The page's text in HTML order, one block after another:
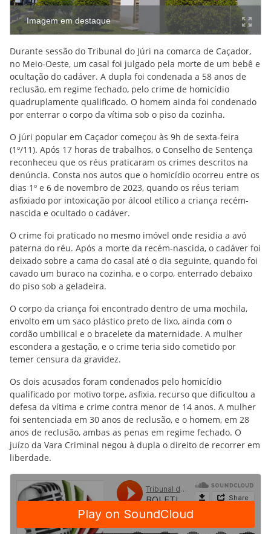
Imagem em destaque
Durante sessão do Tribunal do Júri na comarca de Caçador,
no Meio-Oeste, um casal foi julgado pela morte de um bebê e
ocultação do cadáver. A dupla foi condenada a 58 anos de
reclusão, em regime fechado, pelo crime de homicídio
quadruplamente qualificado. O homem ainda foi condenado
por enterrar o corpo da vítima sob o piso da cozinha.
O júri popular em Caçador começou às 9h de sexta-feira
(1º/11). Após 17 horas de trabalhos, o Conselho de Sentença
reconheceu que os réus praticaram os crimes descritos na
denúncia. Consta nos autos que o homicídio ocorreu entre os
dias 1º e 6 de novembro de 2023, quando os réus teriam
asfixiado por intoxicação por álcool etílico a criança recém-
nascida e ocultado o cadáver.
O crime foi praticado no mesmo imóvel onde residia a avó
paterna do réu. Após a morte da recém-nascida, o cadáver foi
deixado sobre a cama do casal até o dia seguinte, quando foi
cavado um buraco na cozinha, e o corpo, enterrado debaixo
do piso sob a geladeira.
O corpo da criança foi encontrado dentro de uma mochila,
envolto em um saco plástico preto de lixo, ainda com o
cordão umbilical e o bracelete da maternidade. A mulher
escondera a gestação, e o crime teria sido cometido por
temer censura da gravidez.
Os dois acusados foram condenados pelo homicídio
qualificado por motivo torpe, asfixia, recurso que dificultou a
defesa da vítima e crime contra menor de 14 anos. A mulher
foi sentenciada em 30 anos de reclusão, e o homem, em 28
anos de reclusão, ambas as penas em regime fechado. O
juízo da Vara Criminal negou à dupla o direito de recorrer em
liberdade.